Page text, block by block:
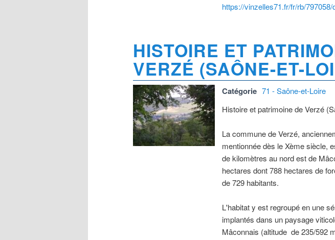
https://vinzelles71.fr/fr/rb/
HISTOIRE ET
VERZÉ (SAÔNE-ET-
Catégorie 71 - Saône-et-Loire
Histoire et patrimoine de Verzé
La commune de Verzé,
mentionnée dès le Xème siècle,
de kilomètres au nord est de
hectares dont 788 hectares de
de 729 habitants.
L'habitat y est regroupé en une
implantés dans un paysage
Mâconnais (altitude de 235/592